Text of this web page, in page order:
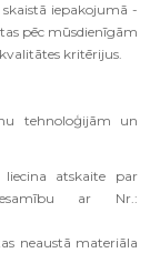
iepakojumā -
pēc mūsdienīgām
kritērijus.
tehnoloģijām un
atskaite par
ar Nr.:
neaustā materiāla